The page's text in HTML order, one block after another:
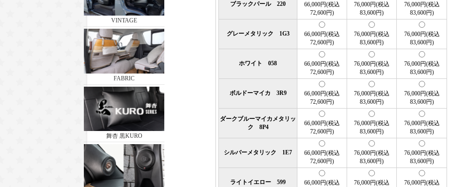
VINTAGE
FABRIC
舞杏 黒KURO
ブラックパール 220
66,000円(税込
72,600円)
76,000円(税込
83,600円)
76,000円(税込
83,600円)
グレーメタリック 1G3
66,000円(税込
72,600円)
76,000円(税込
83,600円)
76,000円(税込
83,600円)
ホワイト 058
66,000円(税込
72,600円)
76,000円(税込
83,600円)
76,000円(税込
83,600円)
ボルドーマイカ 3R9
66,000円(税込
72,600円)
76,000円(税込
83,600円)
76,000円(税込
83,600円)
ダークブルーマイカメタリッ
ク 8P4
66,000円(税込
72,600円)
76,000円(税込
83,600円)
76,000円(税込
83,600円)
シルバーメタリック 1E7
66,000円(税込
72,600円)
76,000円(税込
83,600円)
76,000円(税込
83,600円)
ライトイエロー 599
66,000円(税込
76,000円(税込
76,000円(税込